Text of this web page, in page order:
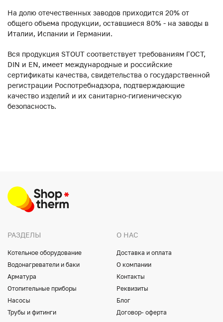
На долю отечественных заводов приходится 20% от
общего объема продукции, оставшиеся 80% - на заводы в
Италии, Испании и Германии.
Вся продукция STOUT соответствует требованиям ГОСТ,
DIN и EN, имеет международные и российские
сертификаты качества, свидетельства о государственной
регистрации Роспотребнадзора, подтверждающие
качество изделий и их санитарно-гигиеническую
безопасность.
РАЗДЕЛЫ
Котельное оборудование
Водонагреватели и баки
Арматура
Отопительные приборы
Насосы
Трубы и фитинги
О НАС
Доставка и оплата
О компании
Контакты
Реквизиты
Блог
Договор- оферта